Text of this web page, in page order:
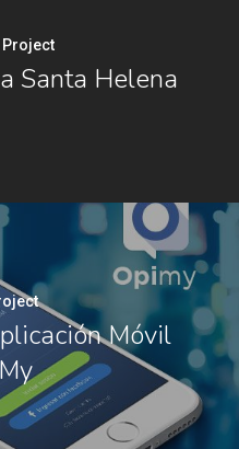
Project
Santa Helena
Móvil